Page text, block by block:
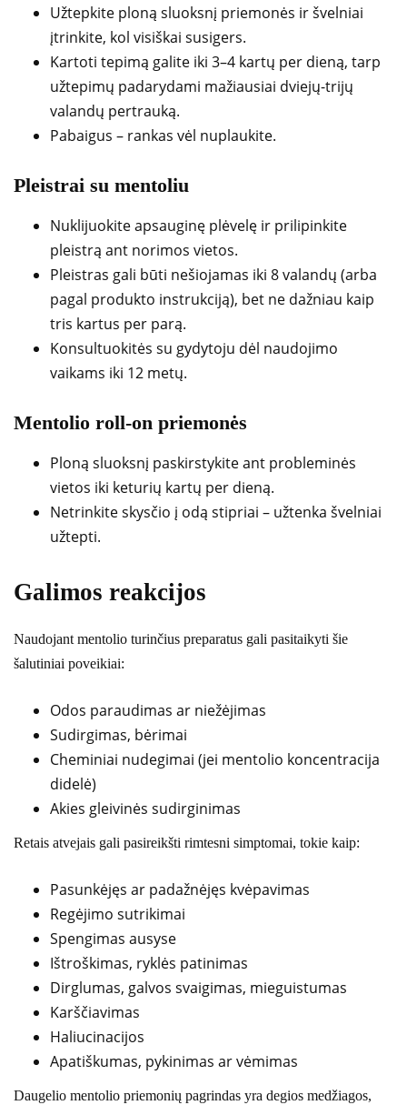
Užtepkite ploną sluoksnį priemonės ir švelniai
įtrinkite, kol visiškai susigers.
Kartoti tepimą galite iki 3–4 kartų per dieną, tarp
užtepimų padarydami mažiausiai dviejų-trijų
valandų pertrauką.
Pabaigus – rankas vėl nuplaukite.
Pleistrai su mentoliu
Nuklijuokite apsauginę plėvelę ir prilipinkite
pleistrą ant norimos vietos.
Pleistras gali būti nešiojamas iki 8 valandų (arba
pagal produkto instrukciją), bet ne dažniau kaip
tris kartus per parą.
Konsultuokitės su gydytoju dėl naudojimo
vaikams iki 12 metų.
Mentolio roll-on priemonės
Ploną sluoksnį paskirstykite ant probleminės
vietos iki keturių kartų per dieną.
Netrinkite skysčio į odą stipriai – užtenka švelniai
užtepti.
Galimos reakcijos
Naudojant mentolio turinčius preparatus gali pasitaikyti šie
šalutiniai poveikiai:
Odos paraudimas ar niežėjimas
Sudirgimas, bėrimai
Cheminiai nudegimai (jei mentolio koncentracija
didelė)
Akies gleivinės sudirginimas
Retais atvejais gali pasireikšti rimtesni simptomai, tokie kaip:
Pasunkėjęs ar padažnėjęs kvėpavimas
Regėjimo sutrikimai
Spengimas ausyse
Ištroškimas, ryklės patinimas
Dirglumas, galvos svaigimas, mieguistumas
Karščiavimas
Haliucinacijos
Apatiškumas, pykinimas ar vėmimas
Daugelio mentolio priemonių pagrindas yra degios medžiagos,